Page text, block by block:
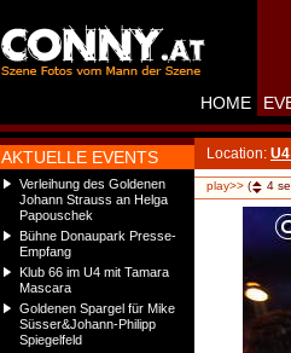
AKTUELLE EVENTS
Verleihung des Goldenen
Johann Strauss an Helga
Papouschek
Bühne Donaupark Presse-
Empfang
Klub 66 im U4 mit Tamara
Mascara
Goldenen Spargel für Mike
Süsser&Johann-Philipp
Spiegelfeld
HOME
Location:
play>> ( 4